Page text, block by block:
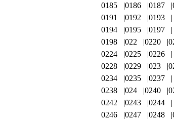
0185
0186 0187
0191
0192
0193
0194
0195
0197
0198
022 0220
0224
0225
0226
0228
0229 023
0234
0235
0237
0238
024 0240
0242
0243
0244
0246
0247 0248